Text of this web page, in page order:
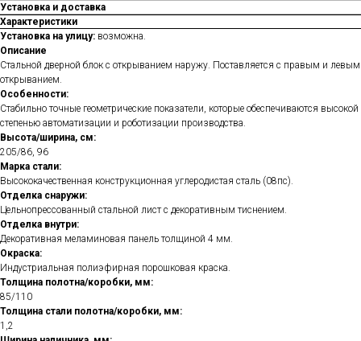
Установка и доставка
Характеристики
Установка на улицу: возможна.
Описание
Стальной дверной блок с открыванием наружу. Поставляется с правым и левым
открыванием.
Особенности:
Стабильно точные геометрические показатели, которые обеспечиваются высокой
степенью автоматизации и роботизации производства.
Высота/ширина, см:
205/86, 96
Марка стали:
Высококачественная конструкционная углеродистая сталь (08пс).
Отделка снаружи:
Цельнопрессованный стальной лист с декоративным тиснением.
Отделка внутри:
Декоративная меламиновая панель толщиной 4 мм.
Окраска:
Индустриальная полиэфирная порошковая краска.
Толщина полотна/коробки, мм:
85/110
Толщина стали полотна/коробки, мм:
1,2